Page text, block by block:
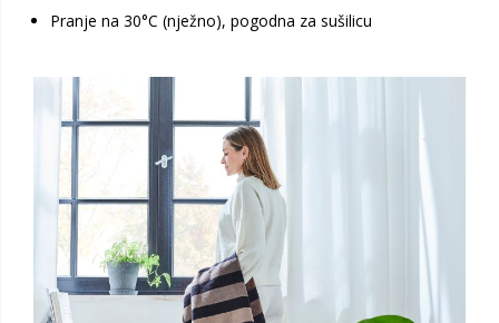
Pranje na 30°C (nježno), pogodna za sušilicu